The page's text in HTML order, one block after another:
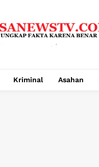
Kriminal Asahan